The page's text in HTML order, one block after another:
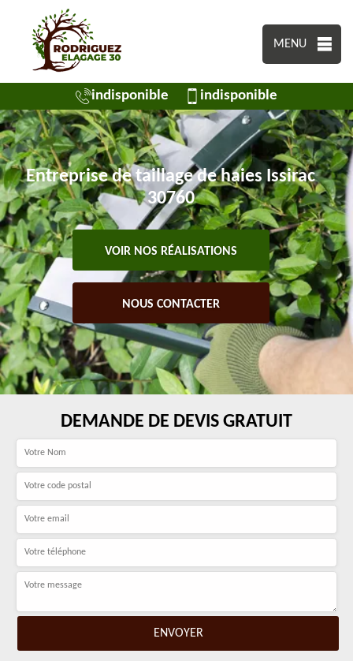
MENU
indisponible indisponible
Entreprise de taillage de haies Issirac
30760
VOIR NOS RÉALISATIONS
NOUS CONTACTER
DEMANDE DE DEVIS GRATUIT